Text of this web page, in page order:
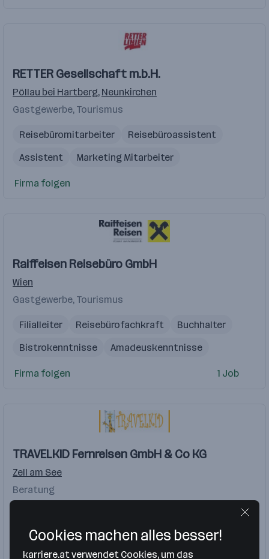
RETTER Gesellschaft m.b.H.
Pöllau bei Hartberg, Neunkirchen
Gastgewerbe, Tourismus
Reisebüromitarbeiter
Reisebüroassistent
Assistent
Marketing Mitarbeiter
Reisebüroangestellte
Firma folgen
Raiffeisen Reisebüro GmbH
Wien
Gastgewerbe, Tourismus
Filialleiter Reisebürofachkraft
Buchhalter
Bistrokenntnisse
Amadeuskenntnisse
Reisebüroassistent
Firma folgen 1 Job
TRAVELKID Fernreisen GmbH & Co KG
Zell am See
Beratung
Organisation von Reisen
Assistent
Cookies machen alles besser!
karriere.at verwendet Cookies, um das